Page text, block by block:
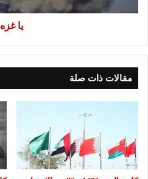
يا غزه
مقالات ذات صلة